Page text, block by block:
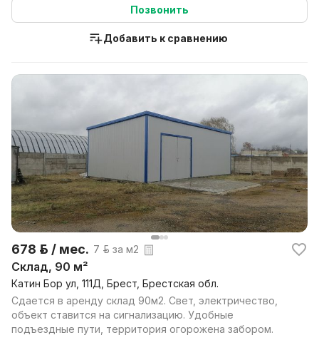
Позвонить
Добавить к сравнению
678 р. / мес. 7 р. за м2
Склад, 90 м²
Катин Бор ул, 111Д, Брест, Брестская обл.
Сдается в аренду склад 90м2. Свет, электричество,
объект ставится на сигнализацию. Удобные
подъездные пути, территория огорожена забором.